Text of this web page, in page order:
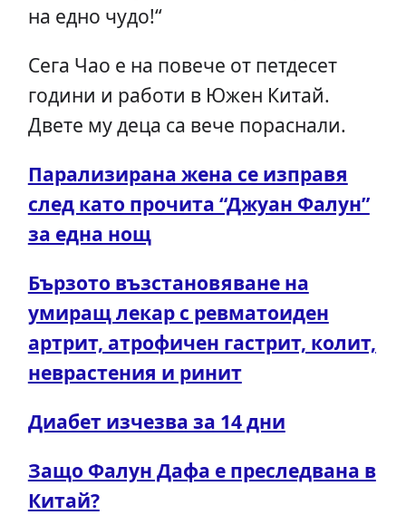
на едно чудо!“
Сега Чао е на повече от петдесет
години и работи в Южен Китай.
Двете му деца са вече пораснали.
Парализирана жена се изправя
след като прочита “Джуан Фалун”
за една нощ
Бързото възстановяване на
умиращ лекар с ревматоиден
артрит, атрофичен гастрит, колит,
неврастения и ринит
Диабет изчезва за 14 дни
Защо Фалун Дафа е преследвана в
Китай?